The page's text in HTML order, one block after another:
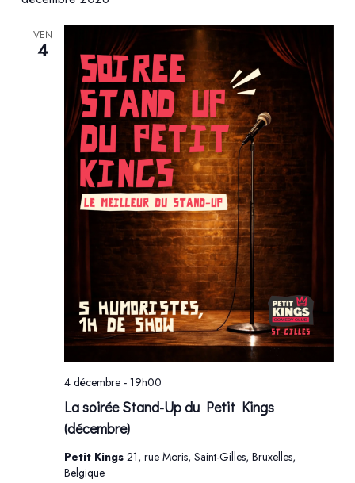
VEN
4
La soirée Stand-Up du Petit Kings
(décembre)
4 décembre - 19h00
Petit Kings 21, rue Moris, Saint-Gilles, Bruxelles,
Belgique